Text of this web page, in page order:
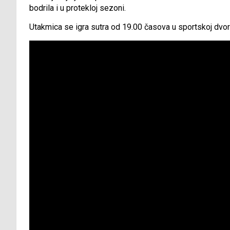
bodrila i u protekloj sezoni.
Utakmica se igra sutra od 19.00 časova u sportskoj